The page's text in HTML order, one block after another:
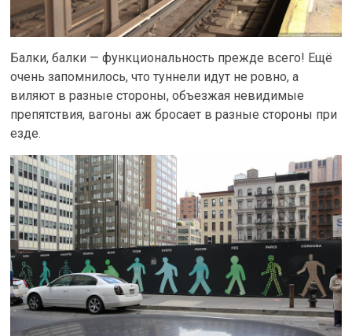
Балки, балки — функциональность прежде всего! Ещё
очень запомнилось, что туннели идут не ровно, а
виляют в разные стороны, объезжая невидимые
препятствия, вагоны аж бросает в разные стороны при
езде.